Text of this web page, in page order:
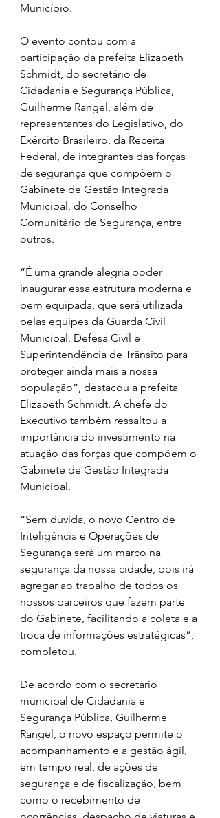
Município.
O evento contou com a
participação da prefeita Elizabeth
Schmidt, do secretário de
Cidadania e Segurança Pública,
Guilherme Rangel, além de
representantes do Legislativo, do
Exército Brasileiro, da Receita
Federal, de integrantes das forças
de segurança que compõem o
Gabinete de Gestão Integrada
Municipal, do Conselho
Comunitário de Segurança, entre
outros.
“É uma grande alegria poder
inaugurar essa estrutura moderna e
bem equipada, que será utilizada
pelas equipes da Guarda Civil
Municipal, Defesa Civil e
Superintendência de Trânsito para
proteger ainda mais a nossa
população”, destacou a prefeita
Elizabeth Schmidt. A chefe do
Executivo também ressaltou a
importância do investimento na
atuação das forças que compõem o
Gabinete de Gestão Integrada
Municipal.
“Sem dúvida, o novo Centro de
Inteligência e Operações de
Segurança será um marco na
segurança da nossa cidade, pois irá
agregar ao trabalho de todos os
nossos parceiros que fazem parte
do Gabinete, facilitando a coleta e a
troca de informações estratégicas”,
completou.
De acordo com o secretário
municipal de Cidadania e
Segurança Pública, Guilherme
Rangel, o novo espaço permite o
acompanhamento e a gestão ágil,
em tempo real, de ações de
segurança e de fiscalização, bem
como o recebimento de